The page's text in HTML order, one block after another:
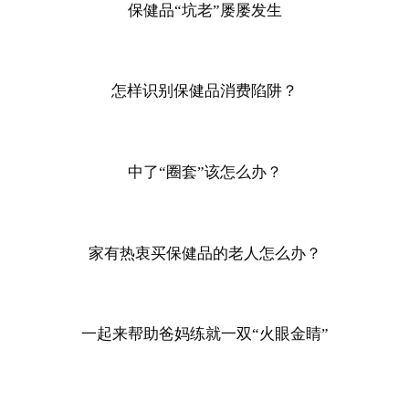
保健品“坑老”屡屡发生
怎样识别保健品消费陷阱？
中了“圈套”该怎么办？
家有热衷买保健品的老人怎么办？
一起来帮助爸妈练就一双“火眼金睛”